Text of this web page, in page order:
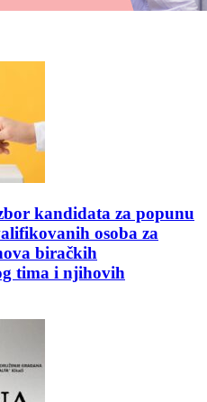
kandidata za popunu
osoba za
biračkih
tima i njihovih